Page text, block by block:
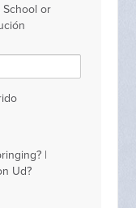
School or
|
Ud?